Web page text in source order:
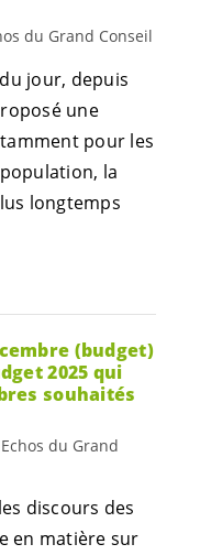
du Grand Conseil
jour, depuis
une
pour les
la
longtemps
(budget)
2025 qui
souhaités
du Grand
discours des
en matière sur